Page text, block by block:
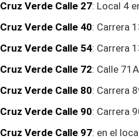
Cruz Verde Calle 27: Local 4
Cruz Verde Calle 40: Carrera
Cruz Verde Calle 54: Carrera
Cruz Verde Calle 72: Calle
Cruz Verde Calle 80: Carrera
Cruz Verde Calle 90: Carrera
Cruz Verde Calle 97: en el